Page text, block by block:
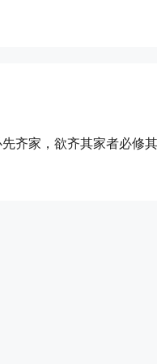
齐家，欲齐其家者必修